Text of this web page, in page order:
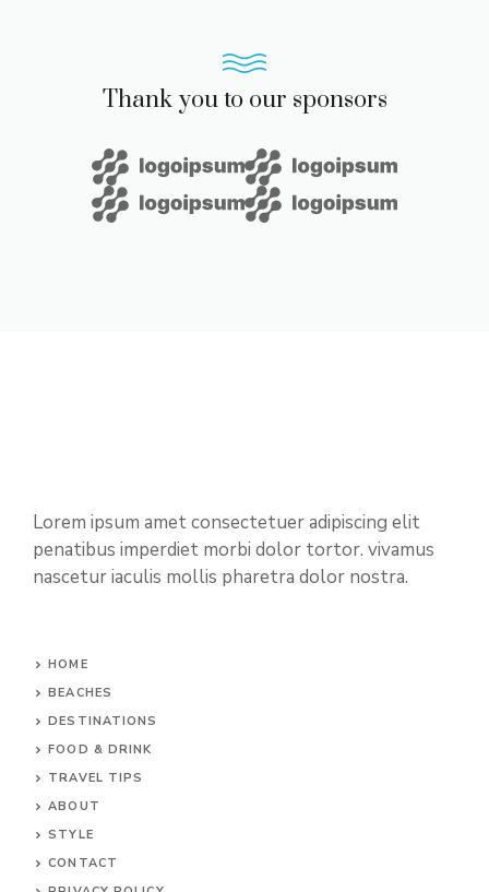
Thank you to our sponsors
Lorem ipsum amet consectetuer adipiscing elit
penatibus imperdiet morbi dolor tortor. vivamus
nascetur iaculis mollis pharetra dolor nostra.
HOME
BEACHES
DESTINATIONS
FOOD & DRINK
TRAVEL TIPS
ABOUT
STYLE
CONTACT